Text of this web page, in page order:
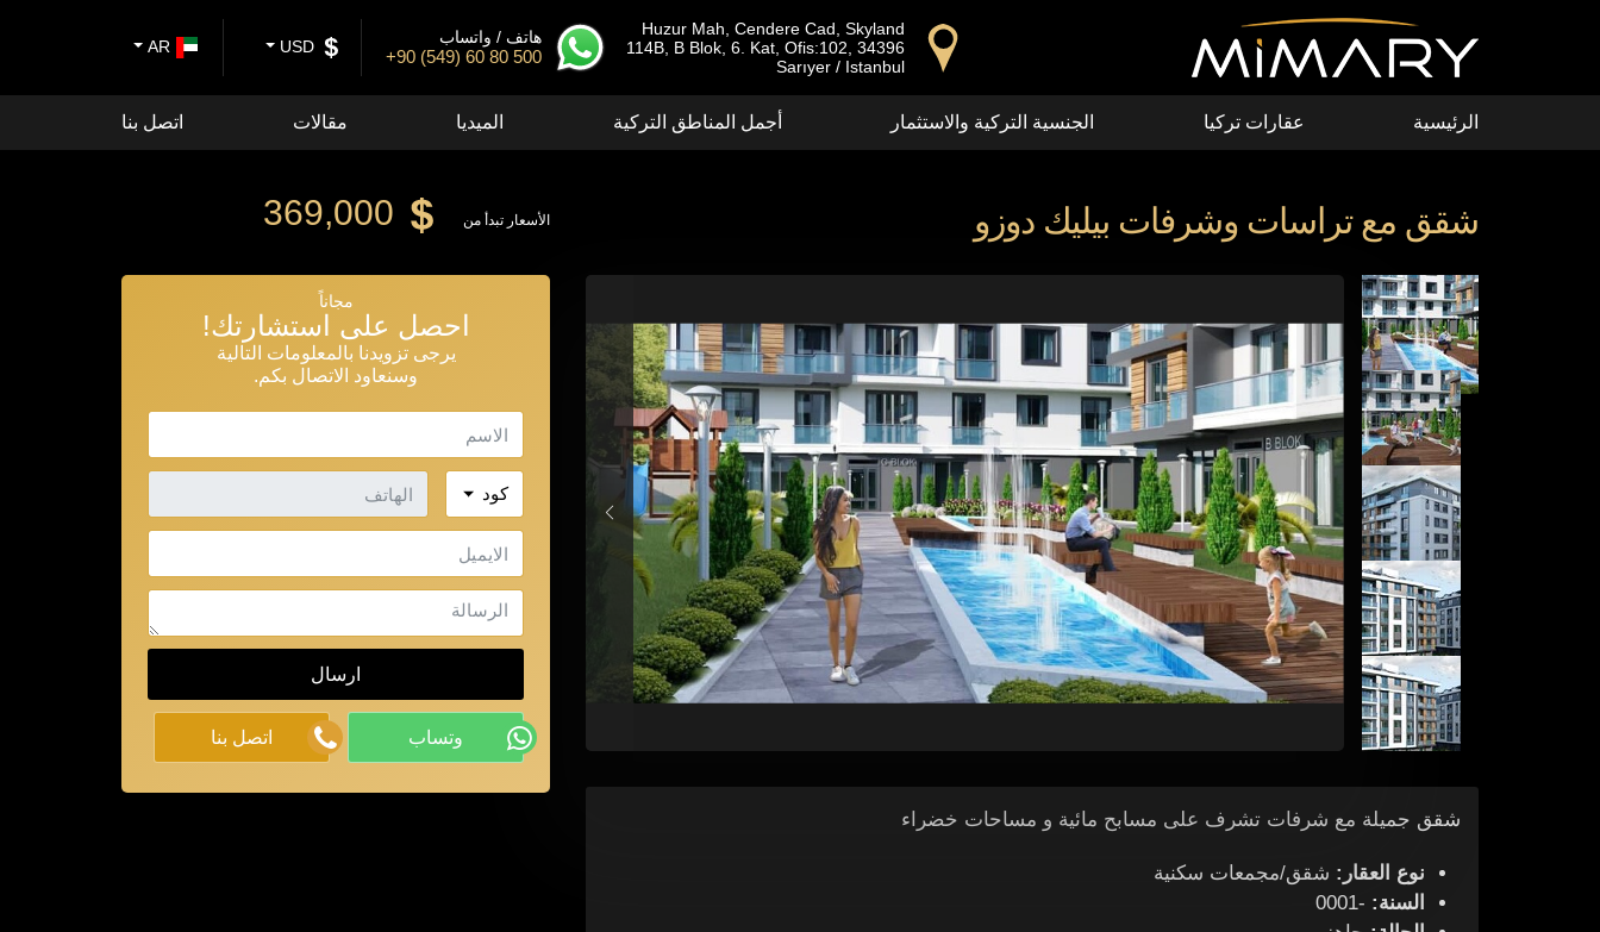
Huzur Mah, Cendere Cad, Skyland
114B, B Blok, 6. Kat, Ofis:102, 34396
Sarıyer / Istanbul
هاتف / واتساب
+90 (549) 60 80 500
USD
AR
الرئيسية عقارات تركيا الجنسية التركية والاستثمار أجمل المناطق التركية الميديا مقالات اتصل بنا
شقق مع تراسات وشرفات بيليك دوزو الأسعار تبدأ من
شقق جميلة مع شرفات تشرف على مسابح مائية و مساحات خضراء
نوع العقار: شقق/مجمعات سكنية
السنة: -0001
مجاناً
احصل على استشارتك!
يرجى تزويدنا بالمعلومات التالية
وسنعاود الاتصال بكم.
الاسم
كود
الهاتف
الايميل
الرسالة
ارسال
وتساب اتصل بنا